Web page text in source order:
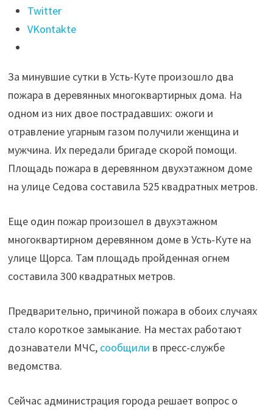
человека
получили
ожоги
отравились
угарным
газом
на
пожаре
в
Усть-
Twitter
VKontakte
За минувшие сутки в Усть-Куте произошло два
пожара в деревянных многоквартирных дома. На
одном из них двое пострадавших: ожоги и
отравление угарным газом получили женщина и
мужчина. Их передали бригаде скорой помощи.
Площадь пожара в деревянном двухэтажном доме
на улице Седова составила 525 квадратных метров.
Еще один пожар произошел в двухэтажном
многоквартирном деревянном доме в Усть-Куте на
улице Щорса. Там площадь пройденная огнем
составила 300 квадратных метров.
Предварительно, причиной пожара в обоих случаях
стало короткое замыкание. На местах работают
дознаватели МЧС, сообщили в пресс-службе
ведомства.
Сейчас администрация города решает вопрос о